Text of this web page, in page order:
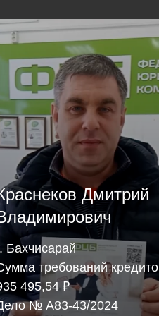
Дмитрий
Бахчисарай
требований
495,54 ₽
№ А83-43/2024